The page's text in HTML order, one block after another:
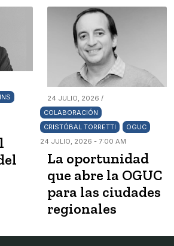
24 JULIO, 2026 /
COLABORACIÓN
CRISTÓBAL TORRETTI
OGUC
24 JULIO, 2026 - 7:00 AM
La oportunidad
que abre la OGUC
para las ciudades
regionales